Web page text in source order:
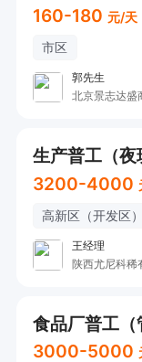
160-180 元/天
市区
郭先生
北京景志达盛
生产普工（夜
3200-4000
高新区（开发区）
王经理
陕西尤尼科稀
食品厂普工
3000-5000